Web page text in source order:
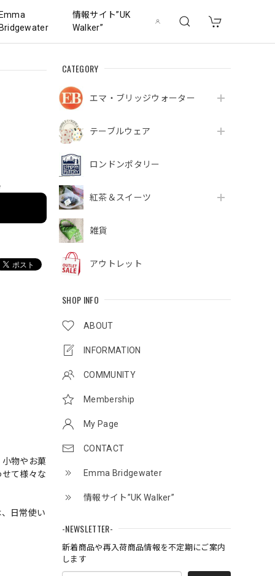
情報サイト”UK
Walker”
CATEGORY
エマ・ブリッジウォーター
テーブルウェア
ロンドンポタリー
紅茶＆スイーツ
雑貨
アウトレット
SHOP INFO
ABOUT
INFORMATION
COMMUNITY
Membership
My Page
CONTACT
Emma Bridgewater
情報サイト”UK Walker”
-NEWSLETTER-
新着商品や再入荷商品情報を不定期にご案内
します
物やお菓
て様々な
日常使い